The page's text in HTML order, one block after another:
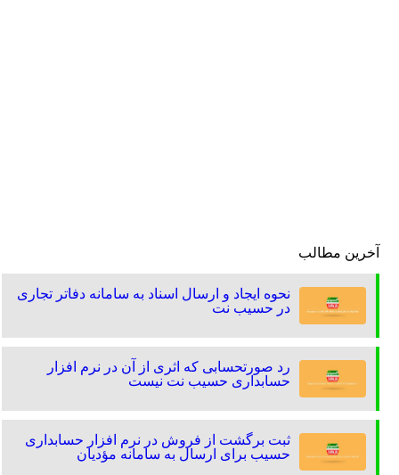
آخرین مطالب
نحوه ایجاد و ارسال اسناد به سامانه دفاتر تجاری
در حسیب نت
رد صورتحسابی که اثری از آن در نرم افزار
حسابداری حسیب نت نیست
ثبت برگشت از فروش در نرم افزار حسابداری
حسیب برای ارسال به سامانه مؤدیان